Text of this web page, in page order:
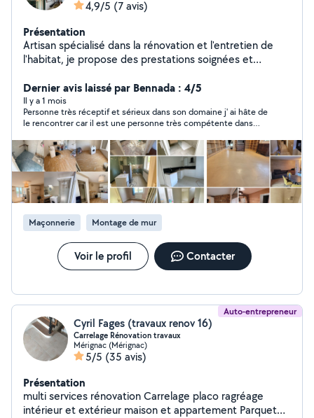
4,9/5 (7 avis)
Présentation
Artisan spécialisé dans la rénovation et l'entretien de
l'habitat, je propose des prestations soignées et
intérieure (peinture, placo, sols) * travaux extérieurs et
façades * nettoyage haute pression (terrasses, dallages,
murs) * petits travaux et finitions Travail sérieux, propre
et soigné, avec respect des délais et communication
simple. Intervention : Angoulême et alentours Devis
rapide et gratuit sur demande - plâtrerie * placo * murs *
plafonds * peinture * rénovation intérieure * revêtement
de sol * faux plafond * bandes à joints * parquet *
carrelage
Dernier avis laissé par Bennada : 4/5
Il y a 1 mois
Personne très réceptif et sérieux dans son domaine j' ai hâte de
le rencontrer car il est une personne très compétente dans
Maçonnerie Montage de mur
Voir le profil Contacter
Auto-entrepreneur
Cyril Fages (travaux renov 16)
Carrelage Rénovation travaux
Mérignac (Mérignac)
5/5 (35 avis)
Présentation
multi services rénovation Carrelage placo ragréage
intérieur et extérieur maison et appartement Parquet